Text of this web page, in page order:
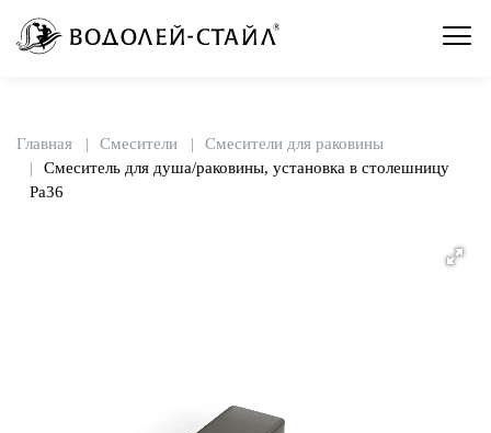
Главная Смесители
Смесители для раковины
Смеситель для душа/раковины, установка в столешницу
Pa36